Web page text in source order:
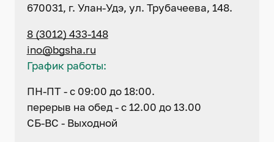
670031, г. Улан-Удэ, ул. Трубачеева, 148.
8 (3012) 433-148
ino@bgsha.ru
График работы:
ПН-ПТ - с 09:00 до 18:00.
перерыв на обед - с 12.00 до 13.00
СБ-ВС - Выходной